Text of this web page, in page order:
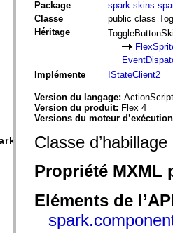
Package
Classe
public class
Héritage
Implémente
IStateClient2
Version du langage:
Version du produit: Flex 4
Versions du moteur
Classe
Propriété MXML
Eléments de